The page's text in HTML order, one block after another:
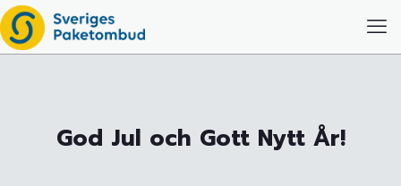
God Jul och Gott Nytt År!